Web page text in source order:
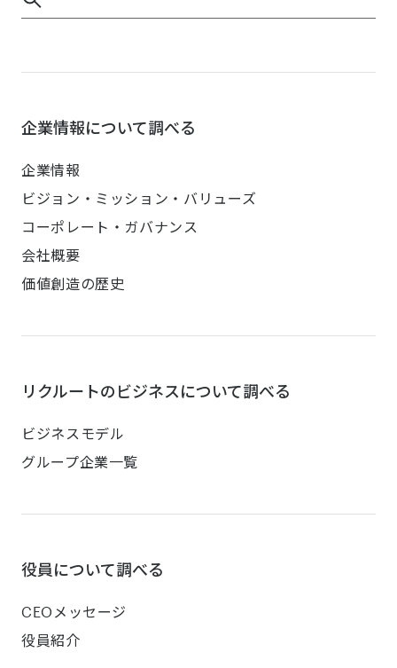
企業情報について調べる
企業情報
ビジョン・ミッション・バリューズ
コーポレート・ガバナンス
会社概要
価値創造の歴史
リクルートのビジネスについて調べる
ビジネスモデル
グループ企業一覧
役員について調べる
CEOメッセージ
役員紹介